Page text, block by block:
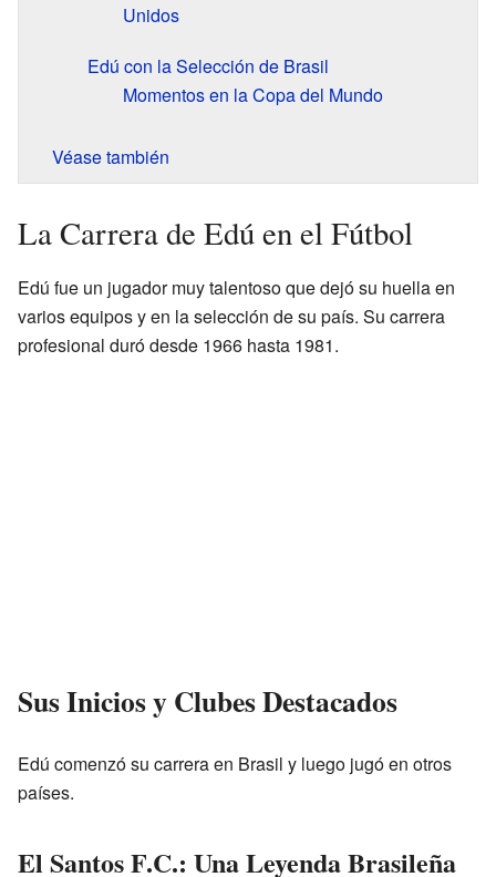
Unidos
Edú con la Selección de Brasil
Momentos en la Copa del Mundo
Véase también
La Carrera de Edú en el Fútbol
Edú fue un jugador muy talentoso que dejó su huella en
varios equipos y en la selección de su país. Su carrera
profesional duró desde 1966 hasta 1981.
Sus Inicios y Clubes Destacados
Edú comenzó su carrera en Brasil y luego jugó en otros
países.
El Santos F.C.: Una Leyenda Brasileña